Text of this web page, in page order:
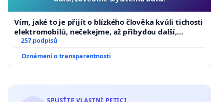
Vím, jaké to je přijít o blízkého člověka kvůli tichosti
elektromobilů, nečekejme, až přibydou další,
zaveďme slyšitelná auta!
257 podpisů
Oznámení o transparentnosti
SPUSŤTE VLASTNÍ PETICI